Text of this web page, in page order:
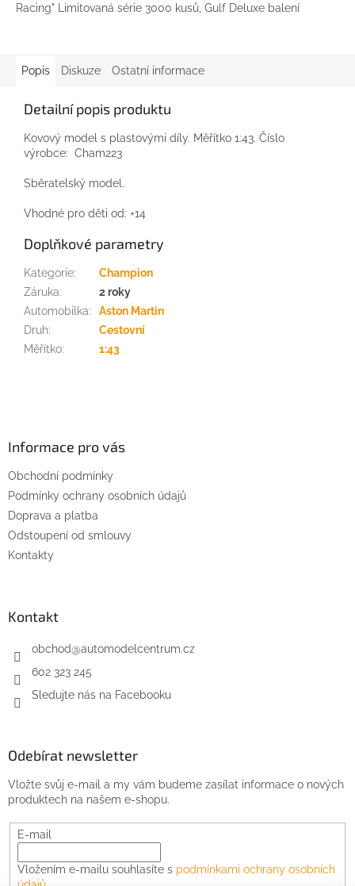
Racing" Limitovaná série 3000 kusů, Gulf Deluxe balení
Popis Diskuze Ostatní informace
Detailní popis produktu
Kovový model s plastovými díly. Měřítko 1:43. Číslo
výrobce: Cham223
Sběratelský model.
Vhodné pro děti od: +14
Doplňkové parametry
Kategorie:
Champion
Záruka:
2 roky
Automobilka:
Aston Martin
Druh:
Cestovní
Měřítko: 1:43
Informace pro vás
Obchodní podmínky
Podmínky ochrany osobních údajů
Doprava a platba
Odstoupení od smlouvy
Kontakty
Kontakt
obchod@automodelcentrum.cz
602 323 245
Sledujte nás na Facebooku
Odebírat newsletter
Vložte svůj e-mail a my vám budeme zasílat informace o nových
produktech na našem e-shopu.
E-mail
Vložením e-mailu souhlasíte s podmínkami ochrany osobních